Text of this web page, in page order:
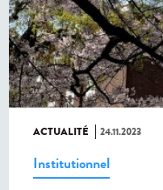
ACTUALITÉ 24.11.2023
Institutionnel